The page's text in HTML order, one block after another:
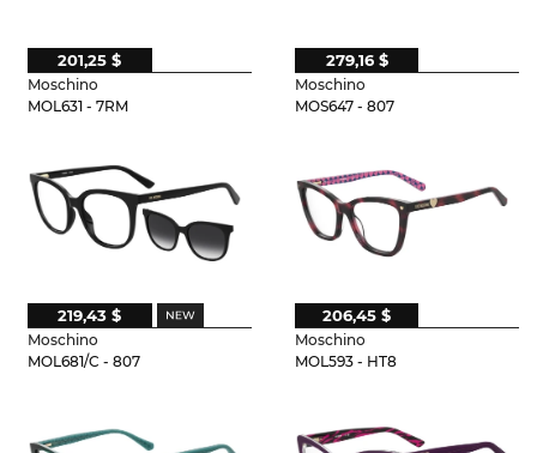
Moschino
MOL631 - 7RM
201,25 $
Moschino
MOS647 - 807
279,16 $
Moschino
MOL681/C - 807
219,43 $
Moschino
MOL593 - HT8
206,45 $